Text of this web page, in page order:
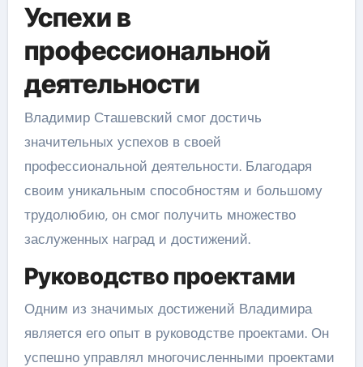
Успехи в
профессиональной
деятельности
Владимир Сташевский смог достичь
значительных успехов в своей
профессиональной деятельности. Благодаря
своим уникальным способностям и большому
трудолюбию, он смог получить множество
заслуженных наград и достижений.
Руководство проектами
Одним из значимых достижений Владимира
является его опыт в руководстве проектами. Он
успешно управлял многочисленными проектами